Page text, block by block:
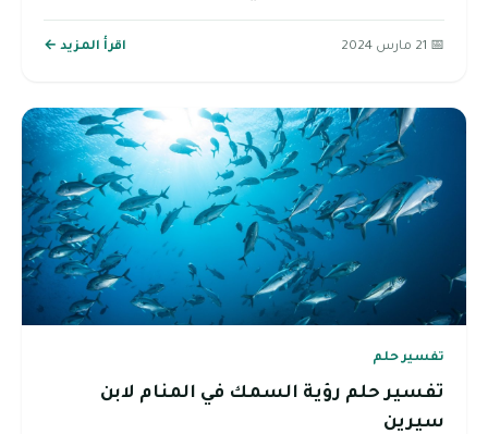
📅 21 مارس 2024 اقرأ المزيد ←
تفسير حلم
تفسير حلم رؤية السمك في المنام لابن
سيرين